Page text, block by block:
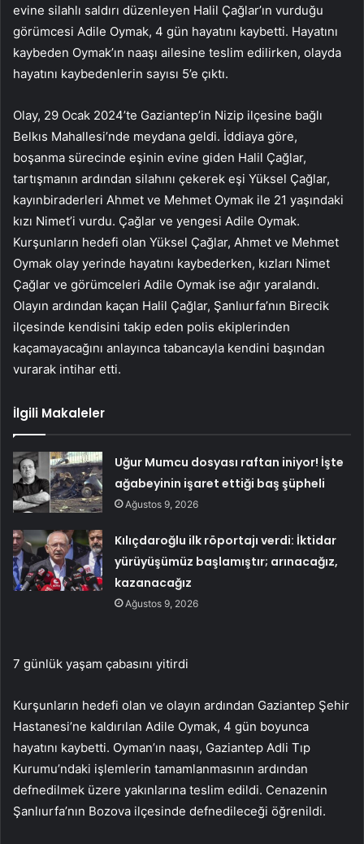
evine silahlı saldırı düzenleyen Halil Çağlar’ın vurduğu
görümcesi Adile Oymak, 4 gün hayatını kaybetti. Hayatını
kaybeden Oymak’ın naaşı ailesine teslim edilirken, olayda
hayatını kaybedenlerin sayısı 5’e çıktı.
Olay, 29 Ocak 2024’te Gaziantep’in Nizip ilçesine bağlı
Belkıs Mahallesi’nde meydana geldi. İddiaya göre,
boşanma sürecinde eşinin evine giden Halil Çağlar,
tartışmanın ardından silahını çekerek eşi Yüksel Çağlar,
kayınbiraderleri Ahmet ve Mehmet Oymak ile 21 yaşındaki
kızı Nimet’i vurdu. Çağlar ve yengesi Adile Oymak.
Kurşunların hedefi olan Yüksel Çağlar, Ahmet ve Mehmet
Oymak olay yerinde hayatını kaybederken, kızları Nimet
Çağlar ve görümceleri Adile Oymak ise ağır yaralandı.
Olayın ardından kaçan Halil Çağlar, Şanlıurfa’nın Birecik
ilçesinde kendisini takip eden polis ekiplerinden
kaçamayacağını anlayınca tabancayla kendini başından
vurarak intihar etti.
İlgili Makaleler
Uğur Mumcu dosyası raftan iniyor! İşte
ağabeyinin işaret ettiği baş şüpheli
Ağustos 9, 2026
Kılıçdaroğlu ilk röportajı verdi: İktidar
yürüyüşümüz başlamıştır; arınacağız,
kazanacağız
Ağustos 9, 2026
7 günlük yaşam çabasını yitirdi
Kurşunların hedefi olan ve olayın ardından Gaziantep Şehir
Hastanesi’ne kaldırılan Adile Oymak, 4 gün boyunca
hayatını kaybetti. Oyman’ın naaşı, Gaziantep Adli Tıp
Kurumu’ndaki işlemlerin tamamlanmasının ardından
defnedilmek üzere yakınlarına teslim edildi. Cenazenin
Şanlıurfa’nın Bozova ilçesinde defnedileceği öğrenildi.